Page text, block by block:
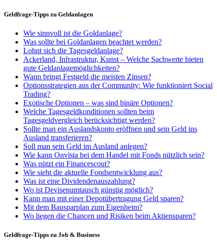
Geldfrage-Tipps zu Geldanlagen
Wie sinnvoll ist die Goldanlage?
Was sollte bei Goldanlagen beachtet werden?
Lohnt sich die Tagesgeldanlage?
Ackerland, Infrastruktur, Kunst – Welche Sachwerte bieten
gute Geldanlagemöglichkeiten?
Wann bringt Festgeld die meisten Zinsen?
Optionsstrategien aus der Community: Wie funktioniert Social
Trading?
Exotische Optionen – was sind binäre Optionen?
Welche Tagesgeldkonditionen sollten beim
Tagesgeldvergleich berücksichtigt werden?
Sollte man ein Auslandskonto eröffnen und sein Geld ins
Ausland transferieren?
Soll man sein Geld im Ausland anlegen?
Wie kann Onvista bei dem Handel mit Fonds nützlich sein?
Was nützt ein Financescout?
Wie sieht die aktuelle Fondsentwicklung aus?
Was ist eine Dividendenauszahlung?
Wo ist Devisenumtausch günstig möglich?
Kann man mit einer Depotübertragung Geld sparen?
Mit dem Bausparplan zum Eigenheim?
Wo liegen die Chancen und Risiken beim Aktiensparen?
Geldfrage-Tipps zu Job & Business